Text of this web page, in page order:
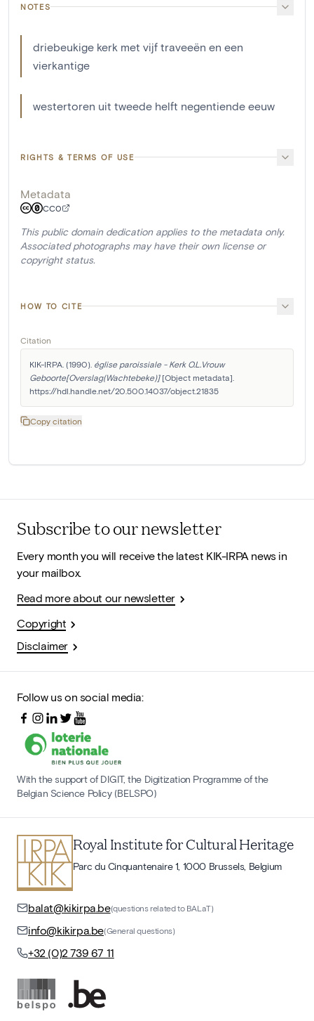
NOTES
driebeukige kerk met vijf traveeën en een
vierkantige
westertoren uit tweede helft negentiende eeuw
RIGHTS & TERMS OF USE
Metadata
CC0
This public domain dedication applies to the metadata only.
Associated photographs may have their own license or
copyright status.
HOW TO CITE
Citation
KIK-IRPA. (1990). église paroissiale - Kerk O.L.Vrouw
Geboorte[Overslag(Wachtebeke)] [Object metadata].
https://hdl.handle.net/20.500.14037/object.21835
Copy citation
Subscribe to our newsletter
Every month you will receive the latest KIK-IRPA news in
your mailbox.
Read more about our newsletter
Copyright
Disclaimer
Follow us on social media:
With the support of DIGIT, the Digitization Programme of the
Belgian Science Policy (BELSPO)
Royal Institute for Cultural Heritage
Parc du Cinquantenaire 1, 1000 Brussels, Belgium
balat@kikirpa.be(questions related to BALaT)
info@kikirpa.be(General questions)
+32 (0)2 739 67 11